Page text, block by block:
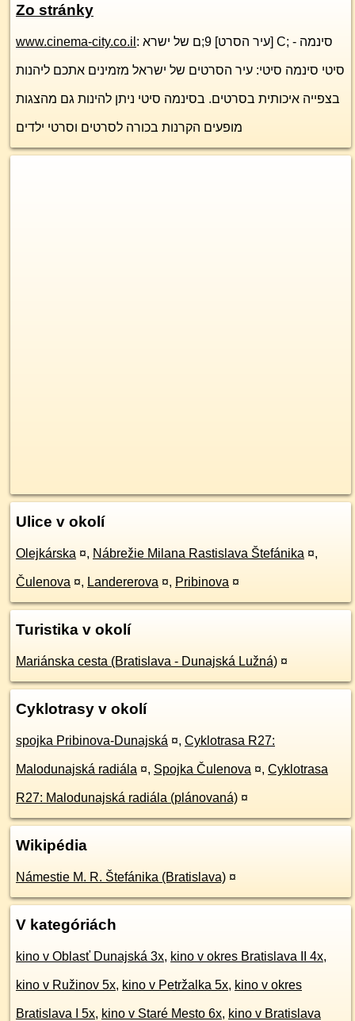
Zo stránky
www.cinema-city.co.il : עיר הסרט] 9;ם של ישרא] C; - סינמה
סיטי סינמה סיטי: עיר הסרטים של ישראל מזמינים אתכם ליהנות
בצפייה איכותית בסרטים. בסינמה סיטי ניתן להינות גם מהצגות
מופעים הקרנות בכורה לסרטים וסרטי ילדים
Ulice v okolí
Olejkárska ¤, Nábrežie Milana Rastislava Štefánika ¤,
Čulenova ¤, Landererova ¤, Pribinova ¤
Turistika v okolí
Mariánska cesta (Bratislava - Dunajská Lužná) ¤
Cyklotrasy v okolí
spojka Pribinova-Dunajská ¤, Cyklotrasa R27:
Malodunajská radiála ¤, Spojka Čulenova ¤, Cyklotrasa
R27: Malodunajská radiála (plánovaná) ¤
Wikipédia
Námestie M. R. Štefánika (Bratislava) ¤
V kategóriách
kino v Oblasť Dunajská 3x, kino v okres Bratislava II 4x,
kino v Ružinov 5x, kino v Petržalka 5x, kino v okres
Bratislava I 5x, kino v Staré Mesto 6x, kino v Bratislava